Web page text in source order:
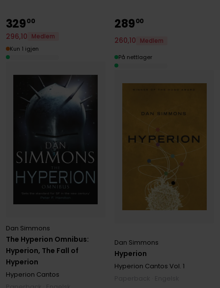
The Hyperion Omnibus:
Hyperion, The Fall of
Hyperion
Dan Simmons
Hyperion Cantos
32900
296,10
Medlem
Kun 1 igjen
Hyperion
Dan Simmons
Hyperion Cantos Vol. 1
28900
260,10 Medlem
På nettlager